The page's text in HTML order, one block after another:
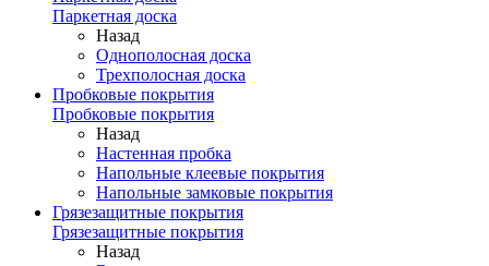
Паркетная доска
Назад
Однополосная доска
Трехполосная доска
Пробковые покрытия
Пробковые покрытия
Назад
Настенная пробка
Напольные клеевые покрытия
Напольные замковые покрытия
Грязезащитные покрытия
Грязезащитные покрытия
Назад